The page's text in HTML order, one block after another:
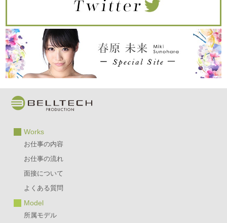
Works
お仕事の内容
お仕事の流れ
面接について
よくある質問
Model
所属モデル